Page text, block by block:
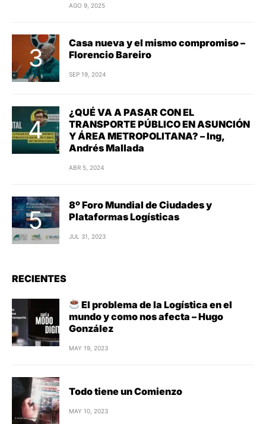
AGO 9, 2025
Casa nueva y el mismo compromiso –
Florencio Bareiro
SEP 19, 2024
¿QUÉ VA A PASAR CON EL
TRANSPORTE PÚBLICO EN ASUNCIÓN
Y ÁREA METROPOLITANA? – Ing,
Andrés Mallada
ABR 5, 2024
8º Foro Mundial de Ciudades y
Plataformas Logísticas
JUL 31, 2023
RECIENTES
El problema de la Logística en el
mundo y como nos afecta – Hugo
González
MAY 19, 2023
Todo tiene un Comienzo
MAY 10, 2023